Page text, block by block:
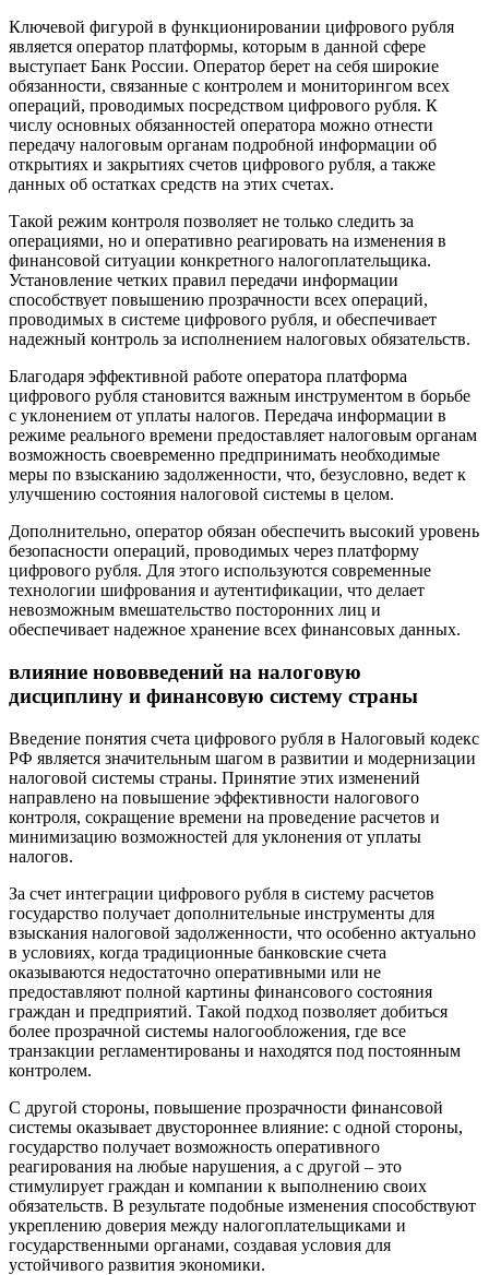
Ключевой фигурой в функционировании цифрового рубля
является оператор платформы, которым в данной сфере
выступает Банк России. Оператор берет на себя широкие
обязанности, связанные с контролем и мониторингом всех
операций, проводимых посредством цифрового рубля. К
числу основных обязанностей оператора можно отнести
передачу налоговым органам подробной информации об
открытиях и закрытиях счетов цифрового рубля, а также
данных об остатках средств на этих счетах.
Такой режим контроля позволяет не только следить за
операциями, но и оперативно реагировать на изменения в
финансовой ситуации конкретного налогоплательщика.
Установление четких правил передачи информации
способствует повышению прозрачности всех операций,
проводимых в системе цифрового рубля, и обеспечивает
надежный контроль за исполнением налоговых обязательств.
Благодаря эффективной работе оператора платформа
цифрового рубля становится важным инструментом в борьбе
с уклонением от уплаты налогов. Передача информации в
режиме реального времени предоставляет налоговым органам
возможность своевременно предпринимать необходимые
меры по взысканию задолженности, что, безусловно, ведет к
улучшению состояния налоговой системы в целом.
Дополнительно, оператор обязан обеспечить высокий уровень
безопасности операций, проводимых через платформу
цифрового рубля. Для этого используются современные
технологии шифрования и аутентификации, что делает
невозможным вмешательство посторонних лиц и
обеспечивает надежное хранение всех финансовых данных.
влияние нововведений на налоговую
дисциплину и финансовую систему страны
Введение понятия счета цифрового рубля в Налоговый кодекс
РФ является значительным шагом в развитии и модернизации
налоговой системы страны. Принятие этих изменений
направлено на повышение эффективности налогового
контроля, сокращение времени на проведение расчетов и
минимизацию возможностей для уклонения от уплаты
налогов.
За счет интеграции цифрового рубля в систему расчетов
государство получает дополнительные инструменты для
взыскания налоговой задолженности, что особенно актуально
в условиях, когда традиционные банковские счета
оказываются недостаточно оперативными или не
предоставляют полной картины финансового состояния
граждан и предприятий. Такой подход позволяет добиться
более прозрачной системы налогообложения, где все
транзакции регламентированы и находятся под постоянным
контролем.
С другой стороны, повышение прозрачности финансовой
системы оказывает двустороннее влияние: с одной стороны,
государство получает возможность оперативного
реагирования на любые нарушения, а с другой – это
стимулирует граждан и компании к выполнению своих
обязательств. В результате подобные изменения способствуют
укреплению доверия между налогоплательщиками и
государственными органами, создавая условия для
устойчивого развития экономики.